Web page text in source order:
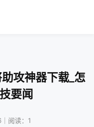
攻神器下载_怎
要闻
阅读：1